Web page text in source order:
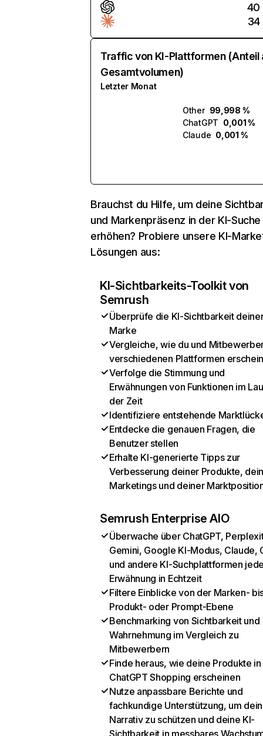
40
34
Traffic von KI-Plattformen (Anteil
Gesamtvolumen)
Letzter Monat
Other 99,998 %
ChatGPT 0,001 %
Claude 0,001 %
Brauchst du Hilfe, um deine
und Markenpräsenz in der KI-Suche
erhöhen? Probiere unsere KI-
Lösungen aus:
KI-Sichtbarkeits-Toolkit von
Semrush
Überprüfe die KI-Sichtbarkeit
Marke
Vergleiche, wie du und
verschiedenen Plattformen
Verfolge die Stimmung und
Erwähnungen von Funktionen im
der Zeit
Identifiziere entstehende
Entdecke die genauen Fragen, die
Benutzer stellen
Erhalte KI-generierte Tipps zur
Verbesserung deiner Produkte,
Marketings und deiner
Semrush Enterprise AIO
Überwache über ChatGPT,
Gemini, Google KI-Modus, Claude,
und andere KI-Suchplattformen
Erwähnung in Echtzeit
Filtere Einblicke von der Marken-
Produkt- oder Prompt-Ebene
Benchmarking von Sichtbarkeit und
Wahrnehmung im Vergleich zu
Mitbewerbern
Finde heraus, wie deine Produkte in
ChatGPT Shopping erscheinen
Nutze anpassbare Berichte und
fachkundige Unterstützung, um dein
Narrativ zu schützen und deine KI-
Sichtbarkeit in messbares